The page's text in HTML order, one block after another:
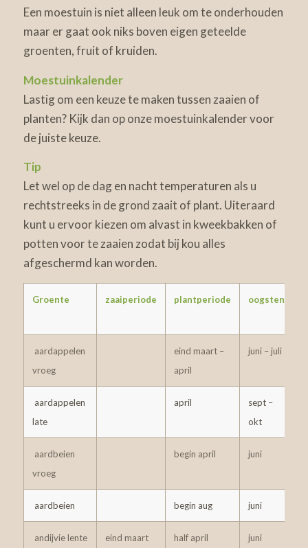
Een moestuin is niet alleen leuk om te onderhouden
maar er gaat ook niks boven eigen geteelde
groenten, fruit of kruiden.
Moestuinkalender
Lastig om een keuze te maken tussen zaaien of
planten? Kijk dan op onze moestuinkalender voor
de juiste keuze.
Tip
Let wel op de dag en nacht temperaturen als u
rechtstreeks in de grond zaait of plant. Uiteraard
kunt u ervoor kiezen om alvast in kweekbakken of
potten voor te zaaien zodat bij kou alles
afgeschermd kan worden.
Groente zaaiperiode plantperiode oogsten
aardappelen
vroeg
eind maart –
april
juni – juli
aardappelen
late
april
sept –
okt
aardbeien
vroeg
begin april juni
aardbeien begin aug juni
andijvie lente eind maart half april juni